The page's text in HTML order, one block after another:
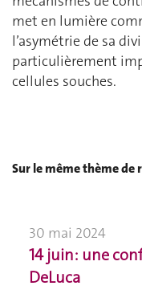
met en lumière
l’asymétrie de sa
particulièrement
cellules souches.
Sur le même thème de
30 mai 2024
14 juin: une
DeLuca